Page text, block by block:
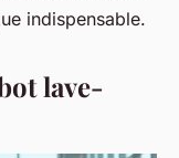
indispensable.
lave-